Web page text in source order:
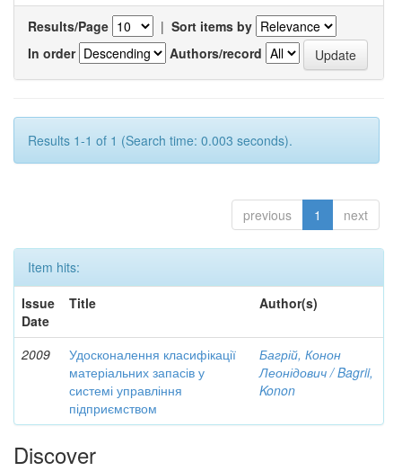
Results/Page | Sort items by
In order
Authors/record
Results 1-1 of 1 (Search time: 0.003 seconds).
previous 1 next
Item hits:
Issue
Date
Title Author(s)
2009
Удосконалення класифікації
матеріальних запасів у
системі управління
підприємством
Багрій, Конон
Леонідович / Bagrii,
Konon
Discover